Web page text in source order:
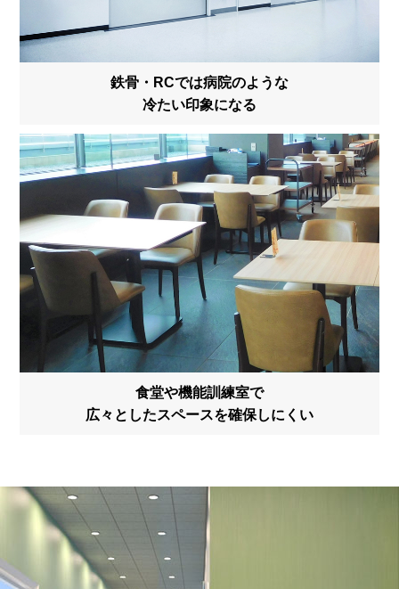
鉄骨・RCでは病院のような
冷たい印象になる
食堂や機能訓練室で
広々としたスペースを確保しにくい